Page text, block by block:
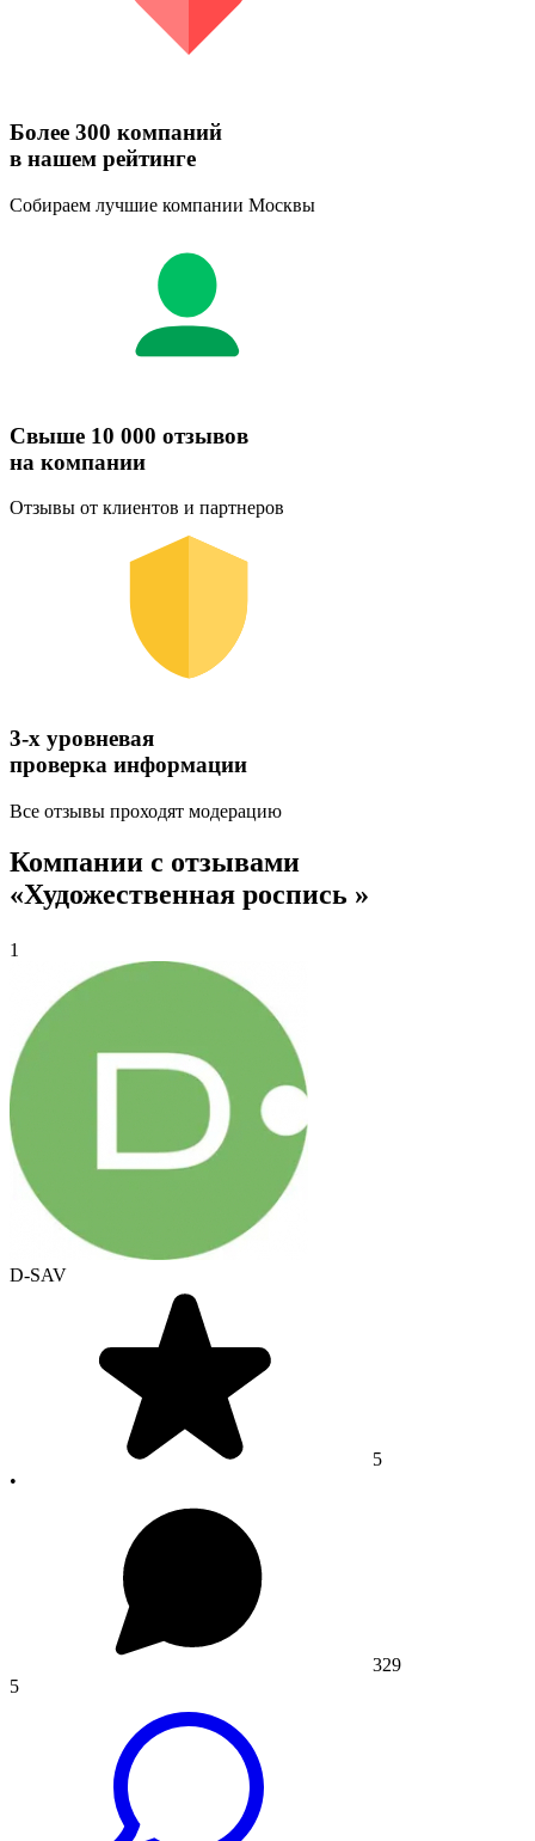
Более 300 компаний
в нашем рейтинге
Собираем лучшие компании Москвы
Свыше 10 000 отзывов
на компании
Отзывы от клиентов и партнеров
3-х уровневая
проверка информации
Все отзывы проходят модерацию
Компании с отзывами
«Художественная роспись »
1
D-SAV
5
•
329
5